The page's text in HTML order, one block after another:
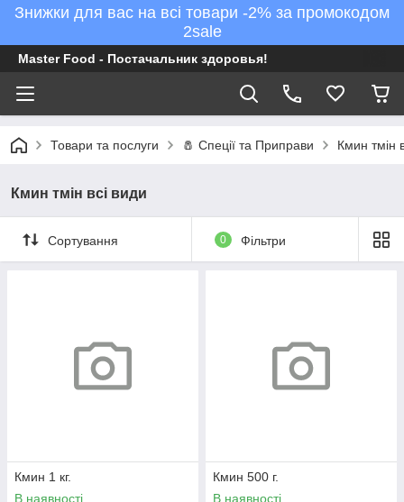
Знижки для вас на всі товари -2% за промокодом
2sale
Master Food - Постачальник здоровья!
Товари та послуги 🧂 Спеції та Приправи Кмин тмін
Кмин тмін всі види
Сортування 0 Фільтри
Кмин 1 кг.
В наявності
Кмин 500 г.
В наявності